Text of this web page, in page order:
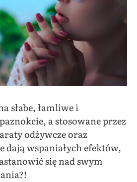
słabe, łamliwe i
a stosowane przez
odżywcze oraz
dają wspaniałych efektów,
się nad swym